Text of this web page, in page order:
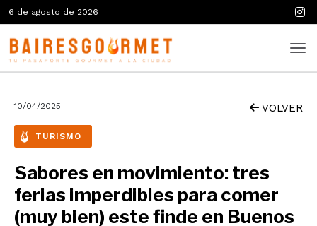
6 de agosto de 2026
10/04/2025 VOLVER
TURISMO
Sabores en movimiento: tres
ferias imperdibles para comer
(muy bien) este finde en Buenos